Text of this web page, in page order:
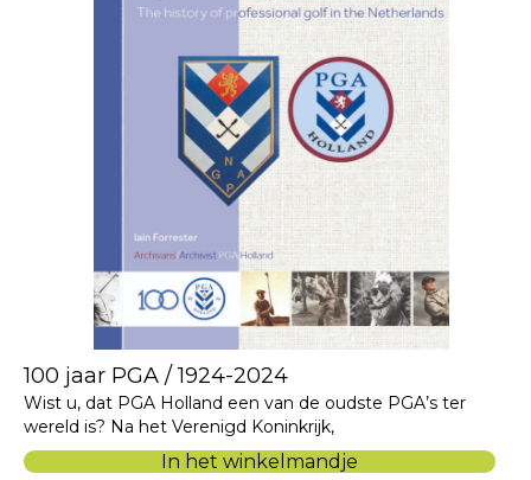
100 jaar PGA / 1924-2024
Wist u, dat PGA Holland een van de oudste PGA’s ter
wereld is? Na het Verenigd Koninkrijk,
In het winkelmandje